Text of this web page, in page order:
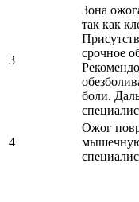
3
Зона
так как
срочное
боли.
4
Ожог
мышечную